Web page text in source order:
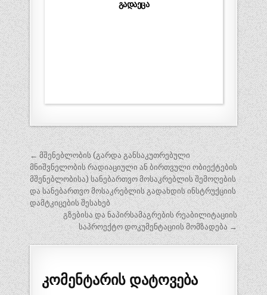
გადაეცა
პოსტის
ნავიგაცია
← მშენებლობის (გარდა განსაკუთრებული
მნიშვნელობის რადიაციული ან ბირთვული ობიექტების
მშენებლობისა) სანებართვო მოსაკრებლის შემოღების
და სანებართვო მოსაკრებლის გადახდის ინსტრუქციის
დამტკიცების შესახებ
გზებისა და ნაპირსამაგრების რეაბილიტაციის
საპროექტო დოკუმენტაციის მომზადება →
კომენტარის დატოვება